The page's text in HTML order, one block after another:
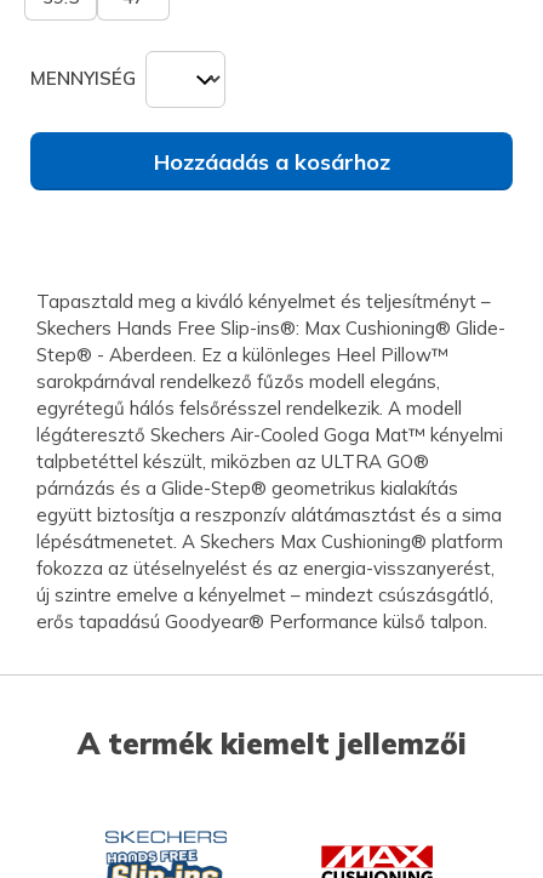
MENNYISÉG
Hozzáadás a kosárhoz
Tapasztald meg a kiváló kényelmet és teljesítményt –
Skechers Hands Free Slip-ins®: Max Cushioning® Glide-
Step® - Aberdeen. Ez a különleges Heel Pillow™
sarokpárnával rendelkező fűzős modell elegáns,
egyrétegű hálós felsőrésszel rendelkezik. A modell
légáteresztő Skechers Air-Cooled Goga Mat™ kényelmi
talpbetéttel készült, miközben az ULTRA GO®
párnázás és a Glide-Step® geometrikus kialakítás
együtt biztosítja a reszponzív alátámasztást és a sima
lépésátmenetet. A Skechers Max Cushioning® platform
fokozza az ütéselnyelést és az energia-visszanyerést,
új szintre emelve a kényelmet – mindezt csúszásgátló,
erős tapadású Goodyear® Performance külső talpon.
A termék kiemelt jellemzői